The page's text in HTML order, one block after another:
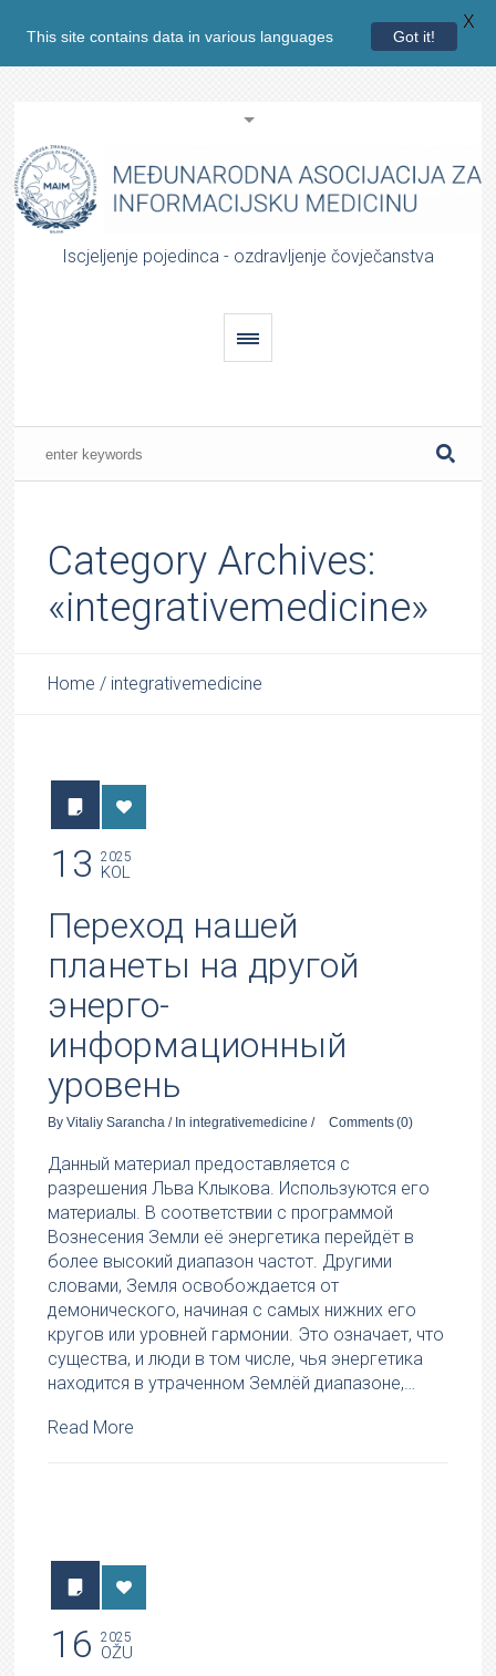
Iscjeljenje pojedinca - ozdravljenje čovječanstva
Category Archives:
«integrativemedicine»
Home / integrativemedicine
13 2025
KOL
Переход нашей
планеты на другой
энерго-
информационный
уровень
ByVitaliy Sarancha / Inintegrativemedicine / Comments(0)
Данный материал предоставляется с
разрешения Льва Клыкова. Используются его
материалы. В соответствии с программой
Вознесения Земли её энергетика перейдёт в
более высокий диапазон частот. Другими
словами, Земля освобождается от
демонического, начиная с самых нижних его
кругов или уровней гармонии. Это означает, что
существа, и люди в том числе, чья энергетика
находится в утраченном Землёй диапазоне,…
Read More
16 2025
OŽU
This site contains data in various languages Got it!
X